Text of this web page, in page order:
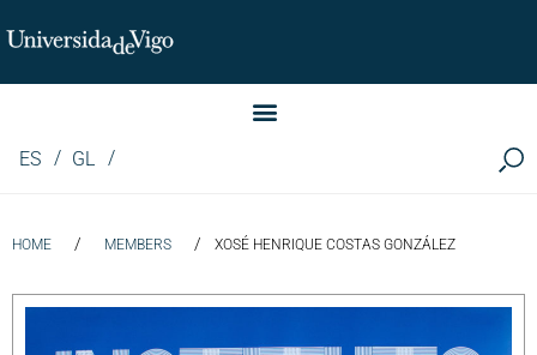
Instituto de Investigación LINGUA (iLingua)
ES GL
HOME / MEMBERS / XOSÉ HENRIQUE COSTAS GONZÁLEZ